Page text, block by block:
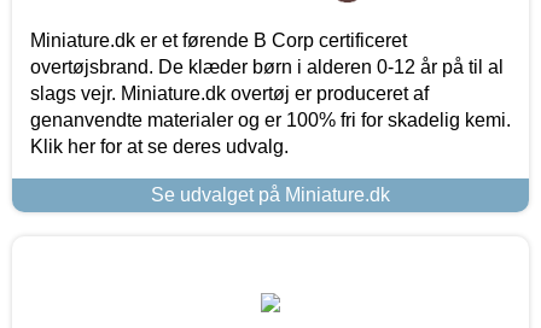
Miniature.dk er et førende B Corp certificeret
overtøjsbrand. De klæder børn i alderen 0-12 år på til al
slags vejr. Miniature.dk overtøj er produceret af
genanvendte materialer og er 100% fri for skadelig kemi.
Klik her for at se deres udvalg.
Se udvalget på Miniature.dk